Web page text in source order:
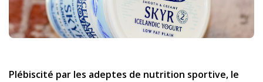
Plébiscité par les adeptes de nutrition sportive, le